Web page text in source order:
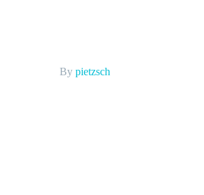
By pietzsch